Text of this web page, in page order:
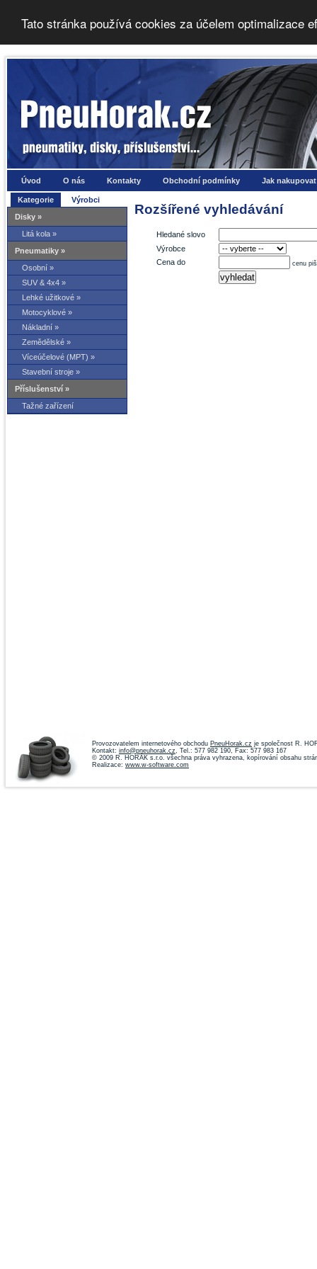
Tato stránka používá cookies za účelem optimalizace
Úvod O nás Kontakty Obchodní podmínky Jak nakupovat
Kategorie
Výrobci
Disky »
Litá kola »
Pneumatiky »
Osobní »
SUV & 4x4 »
Lehké užitkové »
Motocyklové »
Nákladní »
Zemědělské »
Víceúčelové (MPT) »
Stavební stroje »
Příslušenství »
Tažné zařízení
Rozšířené vyhledávání
Hledané slovo
Výrobce
Cena do
cenu
Provozovatelem internetového obchodu PneuHorak.cz je společnost R.
Kontakt: info@pneuhorak.cz, Tel.: 577 982 190, Fax: 577 983 167
© 2009 R. HORÁK s.r.o. všechna práva vyhrazena, kopírování obsahu
Realizace: www.w-software.com